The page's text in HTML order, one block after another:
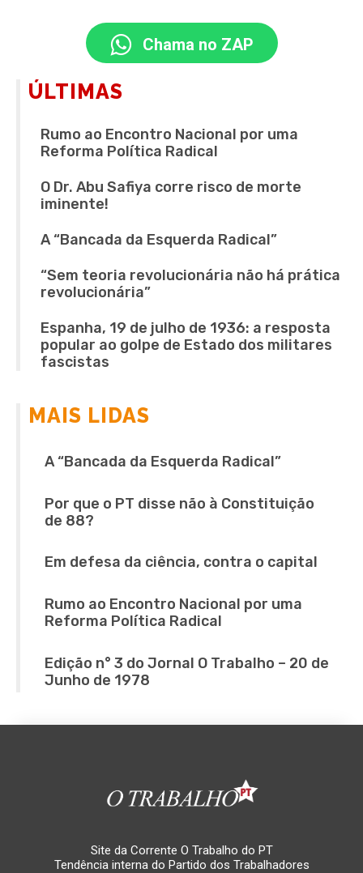
Chama no ZAP
ÚLTIMAS
Rumo ao Encontro Nacional por uma
Reforma Política Radical
O Dr. Abu Safiya corre risco de morte
iminente!
A “Bancada da Esquerda Radical”
“Sem teoria revolucionária não há prática
revolucionária”
Espanha, 19 de julho de 1936: a resposta
popular ao golpe de Estado dos militares
fascistas
MAIS LIDAS
A “Bancada da Esquerda Radical”
Por que o PT disse não à Constituição
de 88?
Em defesa da ciência, contra o capital
Rumo ao Encontro Nacional por uma
Reforma Política Radical
Edição n° 3 do Jornal O Trabalho – 20 de
Junho de 1978
Site da Corrente O Trabalho do PT
Tendência interna do Partido dos Trabalhadores